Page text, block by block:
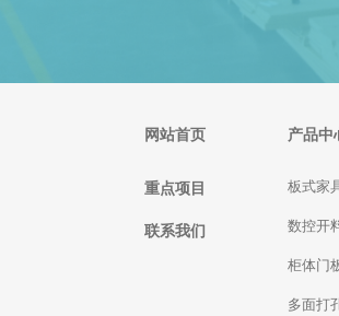
网站首页
重点项目
联系我们
产品中
板式家
数控开
柜体门
多面打